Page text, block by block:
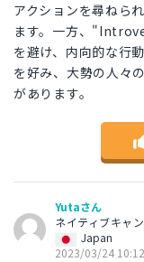
アクションを尋ねら
ます。一方、
を避け、内向的な行
を好み、大勢の人々
があります。
Yutaさん
ネイティブキャ
Japan
2023/03/24 10:12